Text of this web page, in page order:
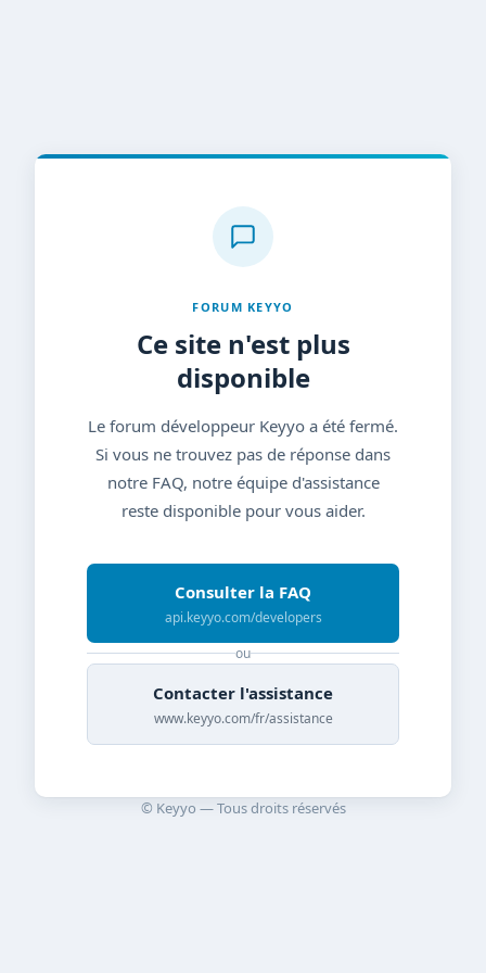
FORUM KEYYO
Ce site n'est plus
disponible
Le forum développeur Keyyo a été fermé.
Si vous ne trouvez pas de réponse dans
notre FAQ, notre équipe d'assistance
reste disponible pour vous aider.
Consulter la FAQ
api.keyyo.com/developers
ou
Contacter l'assistance
www.keyyo.com/fr/assistance
© Keyyo — Tous droits réservés